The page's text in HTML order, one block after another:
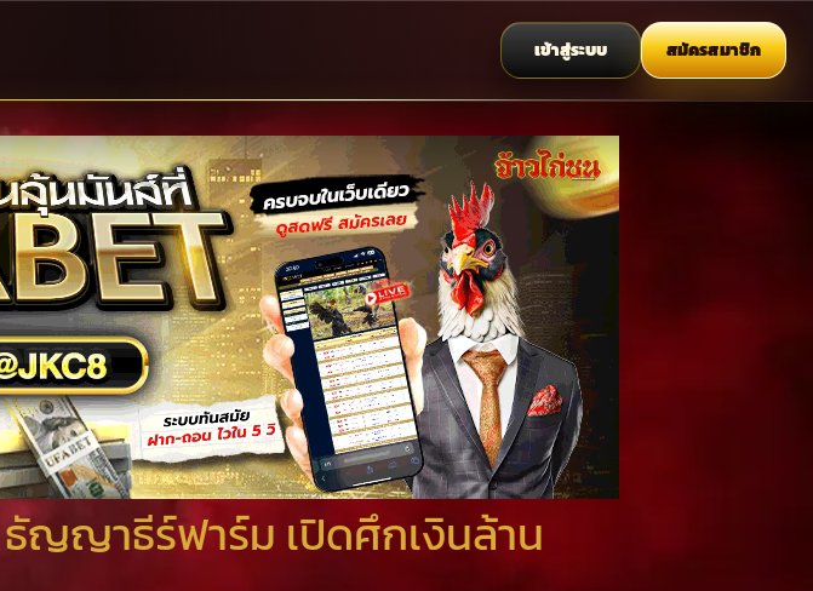
เข้าสู่ระบบ สมัครสมาชิก
ญญาธีร์ฟาร์ม เปิดศึกเงินล้าน